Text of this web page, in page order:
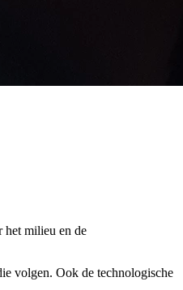
het milieu en de
volgen. Ook de technologische